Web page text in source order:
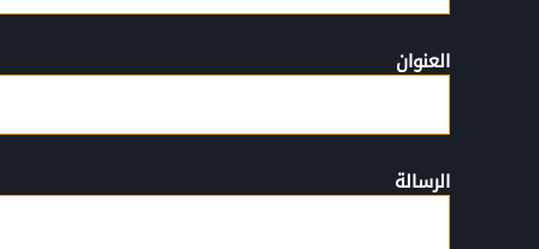
العنوان
الرسالة